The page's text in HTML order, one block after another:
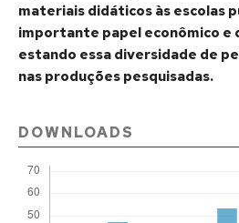
materiais didáticos às escolas
importante papel econômico e
estando essa diversidade de
nas produções pesquisadas.
DOWNLOADS